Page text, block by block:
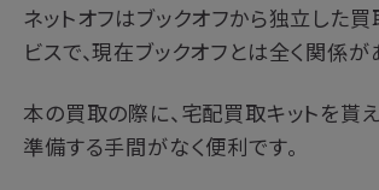
ネットオフはブックオフから独立した
ビスで、現在ブックオフとは全く関係が
本の買取の際に、宅配買取キットを貰
準備する手間がなく便利です。